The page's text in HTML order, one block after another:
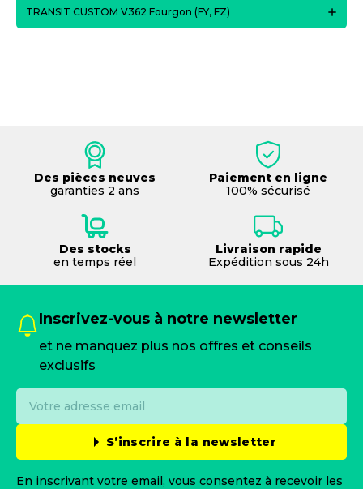
TRANSIT CUSTOM V362 Fourgon (FY, FZ)
Des pièces neuves
garanties 2 ans
Paiement en ligne
100% sécurisé
Des stocks
en temps réel
Livraison rapide
Expédition sous 24h
Inscrivez-vous à notre newsletter
et ne manquez plus nos offres et conseils
exclusifs
S’inscrire à la newsletter
En inscrivant votre email, vous consentez à recevoir les